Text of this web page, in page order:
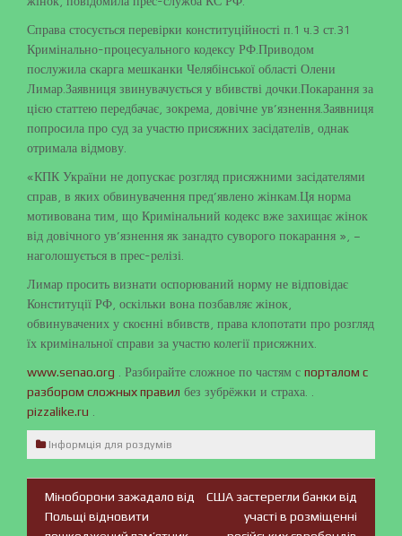
Справа стосується перевірки конституційності п.1 ч.3 ст.31
Кримінально-процесуального кодексу РФ.Приводом
послужила скарга мешканки Челябінської області Олени
Лимар.Заявниця звинувачується у вбивстві дочки.Покарання за
цією статтею передбачає, зокрема, довічне ув’язнення.Заявниця
попросила про суд за участю присяжних засідателів, однак
отримала відмову.
«КПК України не допускає розгляд присяжними засідателями
справ, в яких обвинувачення пред’явлено жінкам.Ця норма
мотивована тим, що Кримінальний кодекс вже захищає жінок
від довічного ув’язнення як занадто суворого покарання », –
наголошується в прес-релізі.
Лимар просить визнати оспорюваний норму не відповідає
Конституції РФ, оскільки вона позбавляє жінок,
обвинувачених у скоєнні вбивств, права клопотати про розгляд
їх кримінальної справи за участю колегії присяжних.
www.senao.org . Разбирайте сложное по частям с порталом с
разбором сложных правил без зубрёжки и страха. .
pizzalike.ru
Інформція для роздумів
Навігація
Міноборони зажадало від
Польщі відновити
США застерегли банки від
участі в розміщенні